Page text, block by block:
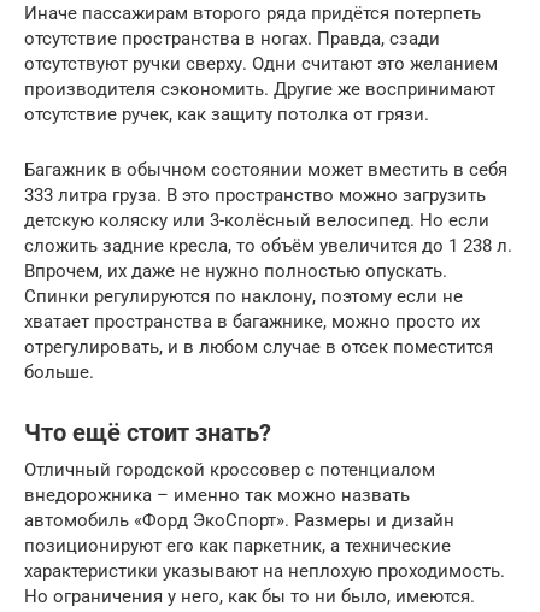
Иначе пассажирам второго ряда придётся потерпеть
отсутствие пространства в ногах. Правда, сзади
отсутствуют ручки сверху. Одни считают это желанием
производителя сэкономить. Другие же воспринимают
отсутствие ручек, как защиту потолка от грязи.
Багажник в обычном состоянии может вместить в себя
333 литра груза. В это пространство можно загрузить
детскую коляску или 3-колёсный велосипед. Но если
сложить задние кресла, то объём увеличится до 1 238 л.
Впрочем, их даже не нужно полностью опускать.
Спинки регулируются по наклону, поэтому если не
хватает пространства в багажнике, можно просто их
отрегулировать, и в любом случае в отсек поместится
больше.
Что ещё стоит знать?
Отличный городской кроссовер с потенциалом
внедорожника – именно так можно назвать
автомобиль «Форд ЭкоСпорт». Размеры и дизайн
позиционируют его как паркетник, а технические
характеристики указывают на неплохую проходимость.
Но ограничения у него, как бы то ни было, имеются.